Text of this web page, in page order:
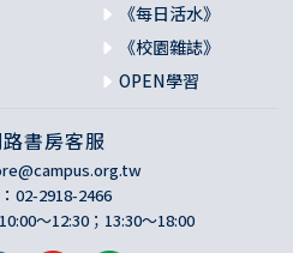
《每日活水》
《校園雜誌》
OPEN學習
書房客服
02-2918-2466
～12:30；13:30～18:00